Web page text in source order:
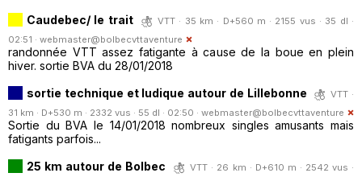
Caudebec/ le trait
VTT · 35 km · D+560 m · 2155 vus · 35 dl ·
02:51 · webmaster@bolbecvttaventure
randonnée VTT assez fatigante à cause de la boue en plein
hiver. sortie BVA du 28/01/2018
sortie technique et ludique autour de Lillebonne
VTT ·
31 km · D+530 m · 2332 vus · 55 dl · 02:50 · webmaster@bolbecvttaventure
Sortie du BVA le 14/01/2018 nombreux singles amusants mais
fatigants parfois...
25 km autour de Bolbec
VTT · 26 km · D+610 m · 2542 vus ·